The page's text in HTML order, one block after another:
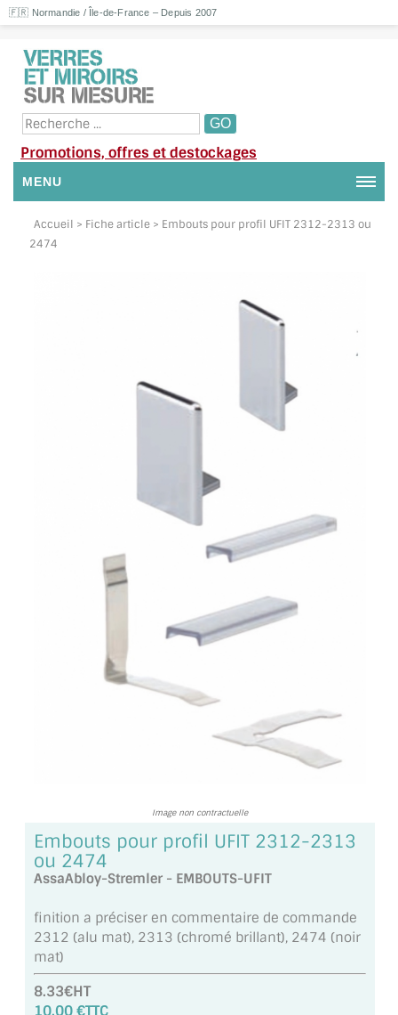
🇫🇷 Normandie / Île-de-France – Depuis 2007
Promotions, offres et destockages
MENU
NOUS CONTACTER
TOUS LES TARIFS AU M2
INSPIRATIONS ET NOUVEAUTÉS
MIROIRS VIEILLIS AMBIANCE BRASSERIE
MIROIR VIEILLI
MIROIR DÉCORATIF DE COULEUR
LOTS DE MIROIRS EN MOZAÏQUE
MIROIR DE SALLE DE BAIN
MIROIR PAROI DE DOUCHE
MIROIR POUR SALLE DE SPORT
MIROIR POUR SALLE DE DANSE
MIROIR ENCADRÉ
MIROIR TV
Accueil > Fiche article > Embouts pour profil UFIT 2312-2313 ou
2474
Image non contractuelle
Embouts pour profil UFIT 2312-2313
ou 2474
AssaAbloy-Stremler - EMBOUTS-UFIT
finition a préciser en commentaire de commande
2312 (alu mat), 2313 (chromé brillant), 2474 (noir
mat)
8.33€HT
10.00 €TTC